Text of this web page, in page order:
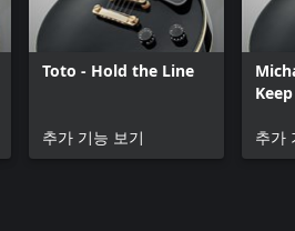
Toto - Hold the Line
추가 기능 보기 추가